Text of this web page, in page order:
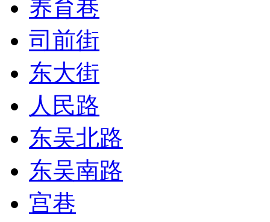
养育巷
司前街
东大街
人民路
东吴北路
东吴南路
宫巷